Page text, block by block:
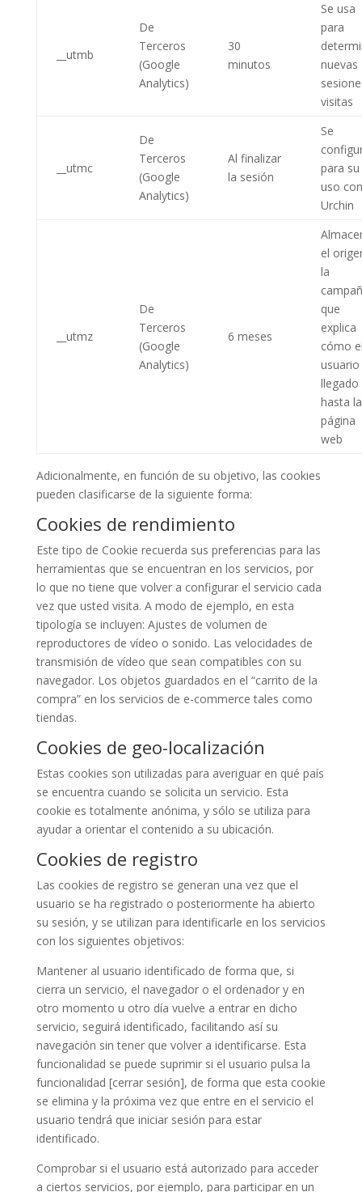
__utmb
De
Terceros
(Google
Analytics)
30
minutos
Se usa
para
nuevas
visitas
__utmc
De
Terceros
(Google
Analytics)
Al finalizar
la sesión
Se
para su
uso con
Urchin
__utmz
De
Terceros
(Google
Analytics)
6 meses
el
la
que
explica
cómo
usuario
llegado
hasta la
página
web
Adicionalmente, en función de su objetivo, las cookies
pueden clasificarse de la siguiente forma:
Cookies de rendimiento
Este tipo de Cookie recuerda sus preferencias para las
herramientas que se encuentran en los servicios, por
lo que no tiene que volver a configurar el servicio cada
vez que usted visita. A modo de ejemplo, en esta
tipología se incluyen: Ajustes de volumen de
reproductores de vídeo o sonido. Las velocidades de
transmisión de vídeo que sean compatibles con su
navegador. Los objetos guardados en el “carrito de la
compra” en los servicios de e-commerce tales como
tiendas.
Cookies de geo-localización
Estas cookies son utilizadas para averiguar en qué país
se encuentra cuando se solicita un servicio. Esta
cookie es totalmente anónima, y sólo se utiliza para
ayudar a orientar el contenido a su ubicación.
Cookies de registro
Las cookies de registro se generan una vez que el
usuario se ha registrado o posteriormente ha abierto
su sesión, y se utilizan para identificarle en los servicios
con los siguientes objetivos:
Mantener al usuario identificado de forma que, si
cierra un servicio, el navegador o el ordenador y en
otro momento u otro día vuelve a entrar en dicho
servicio, seguirá identificado, facilitando así su
navegación sin tener que volver a identificarse. Esta
funcionalidad se puede suprimir si el usuario pulsa la
funcionalidad [cerrar sesión], de forma que esta cookie
se elimina y la próxima vez que entre en el servicio el
usuario tendrá que iniciar sesión para estar
identificado.
Comprobar si el usuario está autorizado para acceder
a ciertos servicios, por ejemplo, para participar en un